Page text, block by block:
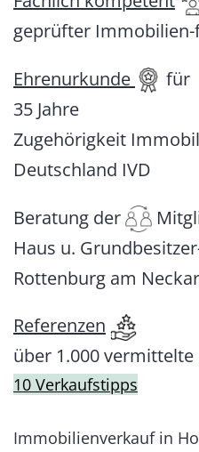
geprüfter Immobilien-
Ehrenurkunde
für
35 Jahre
Zugehörigkeit
Deutschland IVD
Beratung der
Haus u.
Rottenburg am Neckar
Referenzen
über 1.000
10 Verkaufstipps
Immobilienverkauf in